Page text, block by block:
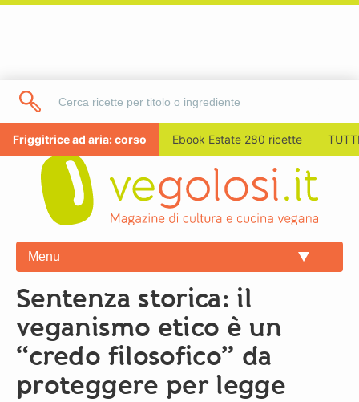
Friggitrice ad aria: corso Ebook Estate 280 ricette
Menu
Sentenza storica: il
veganismo etico è un
“credo filosofico” da
proteggere per legge